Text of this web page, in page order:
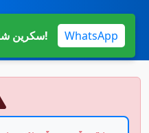
سکرین شاٹ واٹس ایپ کرنا نہ بھولیے گا! WhatsApp